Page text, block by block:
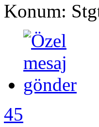
Konum:
45